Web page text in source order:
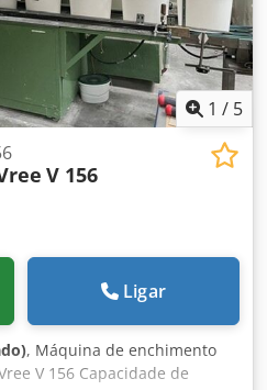
1 / 5
V 156
Ligar
, Máquina de enchimento
V 156 Capacidade de